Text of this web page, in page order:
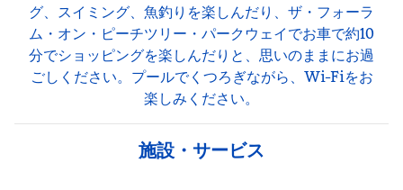
グ、スイミング、魚釣りを楽しんだり、ザ・フォーラ
ム・オン・ピーチツリー・パークウェイでお車で約10
分でショッピングを楽しんだりと、思いのままにお過
ごしください。プールでくつろぎながら、Wi-Fiをお
楽しみください。
施設・サービス